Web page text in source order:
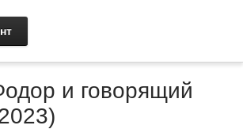
и говорящий